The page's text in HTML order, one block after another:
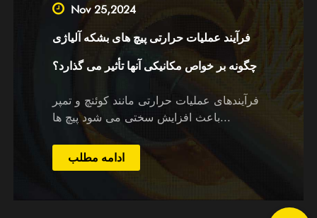
Nov 25,2024
فرآیند عملیات حرارتی پیچ های بشکه آلیاژی
چگونه بر خواص مکانیکی آنها تأثیر می گذارد؟
فرآیندهای عملیات حرارتی مانند کوئنچ و تمپر
باعث افزایش سختی می شود پیچ ها...
ادامه مطلب